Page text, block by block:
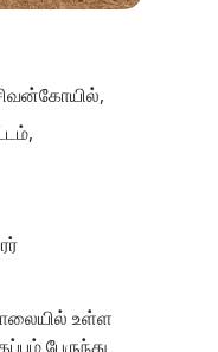
உள்ள
பேருந்து